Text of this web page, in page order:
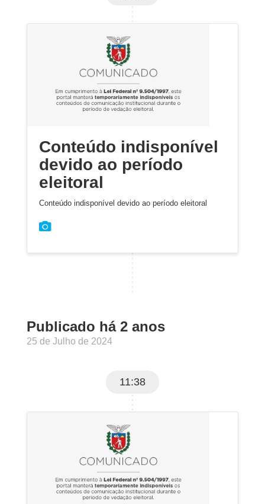
Conteúdo indisponível
devido ao período
eleitoral
Conteúdo indisponível devido ao período eleitoral
Publicado há 2 anos
25 de Julho de 2024
11:38